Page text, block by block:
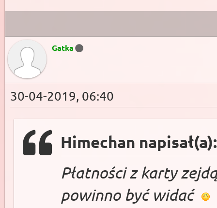
Gatka
30-04-2019, 06:40
Himechan
Płatności z karty
powinno być widać